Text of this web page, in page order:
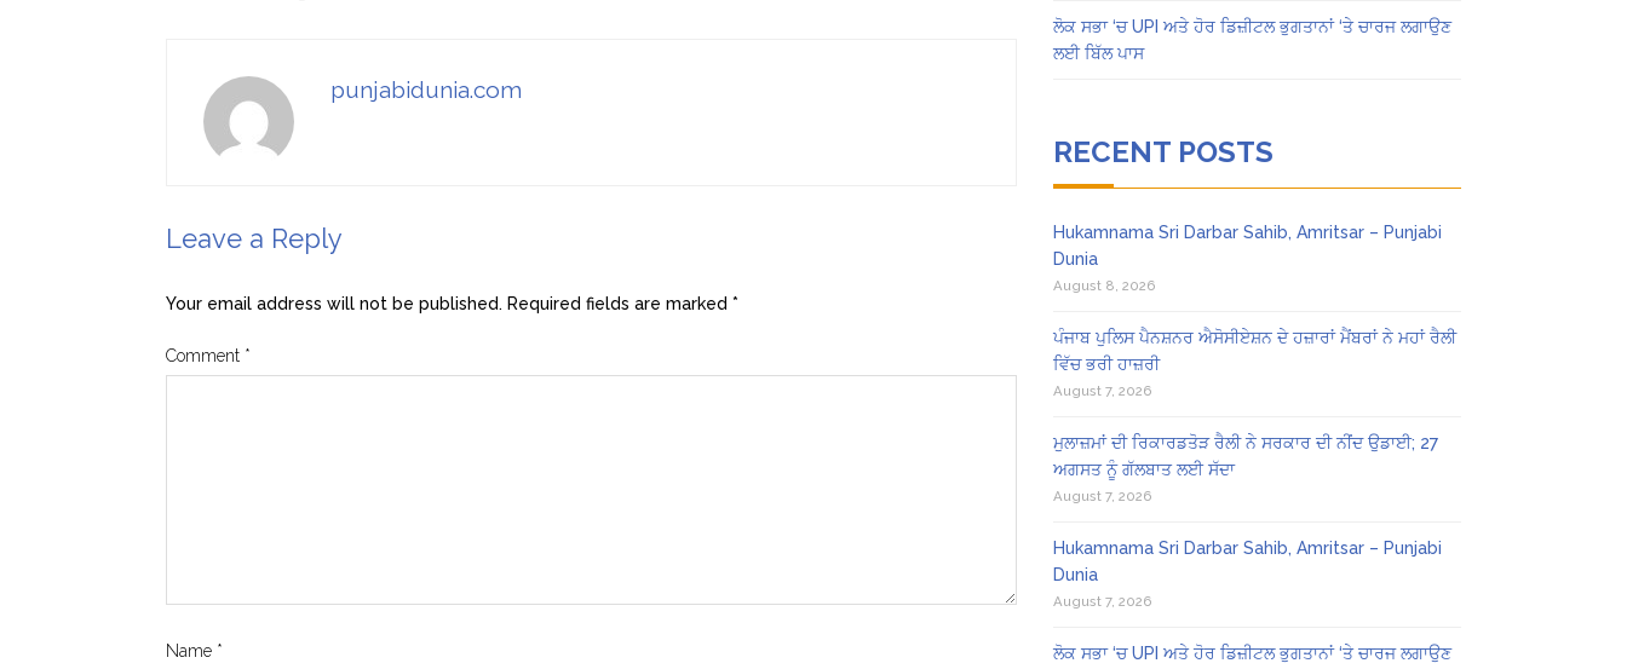
punjabidunia.com
Leave a Reply
Your email address will not be published. Required fields are marked *
Comment *
Name *
ਲੋਕ ਸਭਾ ‘ਚ UPI ਅਤੇ ਹੋਰ ਡਿਜ਼ੀਟਲ ਭੁਗਤਾਨਾਂ ‘ਤੇ ਚਾਰਜ ਲਗਾਉਣ
ਲਈ ਬਿੱਲ ਪਾਸ
RECENT POSTS
Hukamnama Sri Darbar Sahib, Amritsar – Punjabi
Dunia
August 8, 2026
ਪੰਜਾਬ ਪੁਲਿਸ ਪੈਨਸ਼ਨਰ ਐਸੋਸੀਏਸ਼ਨ ਦੇ ਹਜ਼ਾਰਾਂ ਮੈਂਬਰਾਂ ਨੇ ਮਹਾਂ ਰੈਲੀ
ਵਿੱਚ ਭਰੀ ਹਾਜ਼ਰੀ
August 7, 2026
ਮੁਲਾਜ਼ਮਾਂ ਦੀ ਰਿਕਾਰਡਤੋੜ ਰੈਲੀ ਨੇ ਸਰਕਾਰ ਦੀ ਨੀਂਦ ਉਡਾਈ; 27
ਅਗਸਤ ਨੂੰ ਗੱਲਬਾਤ ਲਈ ਸੱਦਾ
August 7, 2026
Hukamnama Sri Darbar Sahib, Amritsar – Punjabi
Dunia
August 7, 2026
ਲੋਕ ਸਭਾ ‘ਚ UPI ਅਤੇ ਹੋਰ ਡਿਜ਼ੀਟਲ ਭੁਗਤਾਨਾਂ ‘ਤੇ ਚਾਰਜ ਲਗਾਉਣ